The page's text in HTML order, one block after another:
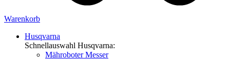
Warenkorb
Husqvarna
Schnellauswahl Husqvarna:
Mähroboter Messer